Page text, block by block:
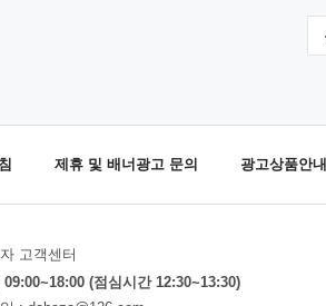
제휴 및 배너광고 문의 광고상품안내
고객센터
09:00~18:00 (점심시간 12:30~13:30)